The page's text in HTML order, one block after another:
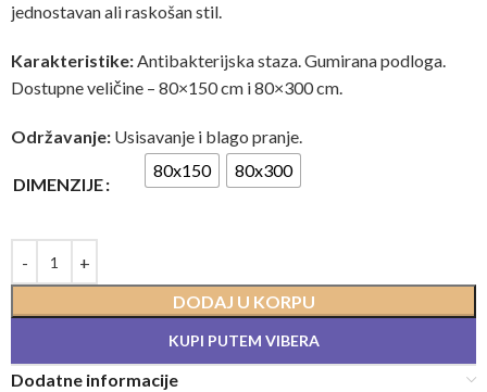
jednostavan ali raskošan stil.
Karakteristike:Antibakterijska staza. Gumirana podloga.
Dostupne veličine – 80×150 cm i 80×300 cm.
Održavanje: Usisavanje i blago pranje.
DIMENZIJE
80x150 80x300
DODAJ U KORPU
KUPI PUTEM VIBERA
Dodatne informacije